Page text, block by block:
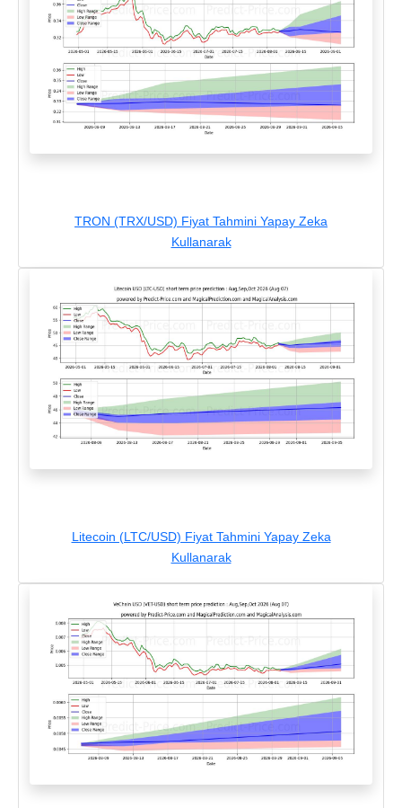
TRON (TRX/USD) Fiyat Tahmini Yapay Zeka
Kullanarak
Litecoin (LTC/USD) Fiyat Tahmini Yapay Zeka
Kullanarak